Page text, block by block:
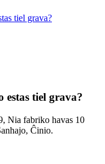
tiel grava?
tiel grava?
Nia fabriko havas 10
Ĉinio.